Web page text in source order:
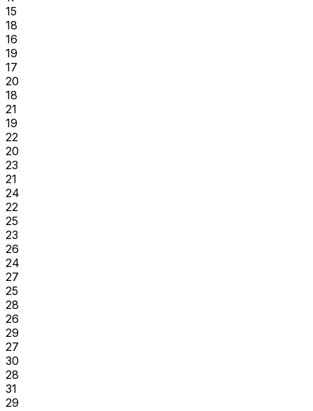
15
18
16
19
17
20
18
21
19
22
20
23
21
24
22
25
23
26
24
27
25
28
26
29
27
30
28
31
29